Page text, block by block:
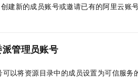
建新的成员账号或邀请已有的阿里云账
管理员账号
可以将资源目录中的成员设置为可信服